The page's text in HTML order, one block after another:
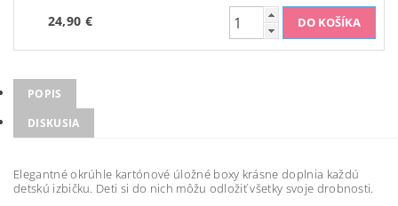
24,90 €
POPIS
DISKUSIA
Elegantné okrúhle kartónové úložné boxy krásne doplnia každú
detskú izbičku. Deti si do nich môžu odložiť všetky svoje drobnosti.